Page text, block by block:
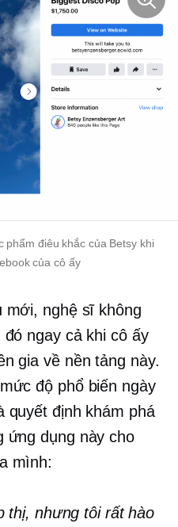
phẩm điêu khắc của Betsy khi
của cô ấy
mới, nghệ sĩ không
ngay cả khi cô ấy
gia về nền tảng này.
độ phổ biến ngày
quyết định khám phá
ứng dụng này cho
mình:
thị, nhưng tôi rất hào